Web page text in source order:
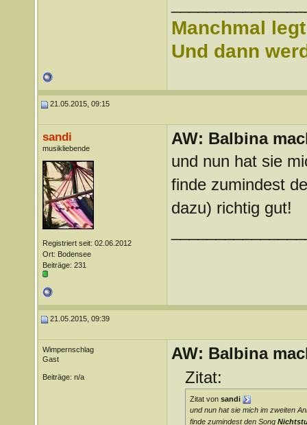
Manchmal
Und dann
21.05.2015, 09:15
sandi
musikliebende
Registriert seit: 02.06.2012
Ort: Bodensee
Beiträge: 231
AW: Balbina
und nun hat sie
finde zumindest
dazu) richtig gut!
21.05.2015, 09:39
Wimpernschlag
Gast
Beiträge: n/a
AW: Balbina
Zitat:
Zitat von sandi
und nun hat sie mich im zweiten
finde zumindest den Song